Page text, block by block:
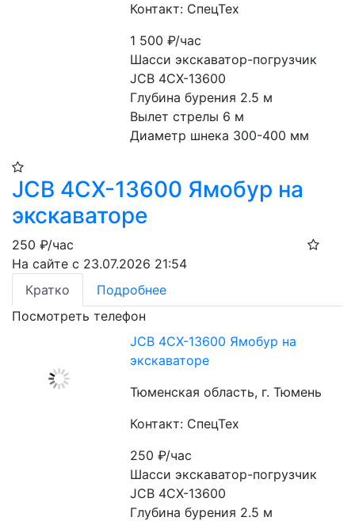
Контакт: СпецТех
1 500₽/час
Шасси экскаватор-погрузчик
JCB 4CX-13600
Глубина бурения 2.5 м
Вылет стрелы 6 м
Диаметр шнека 300-400 мм
JCB 4CX-13600 Ямобур на
экскаваторе
250 ₽/час
На сайте с 23.07.2026 21:54
Кратко
Подробнее
Посмотреть телефон
JCB 4CX-13600 Ямобур на
экскаваторе
Тюменская область, г. Тюмень
Контакт: СпецТех
250₽/час
Шасси экскаватор-погрузчик
JCB 4CX-13600
Глубина бурения 2.5 м